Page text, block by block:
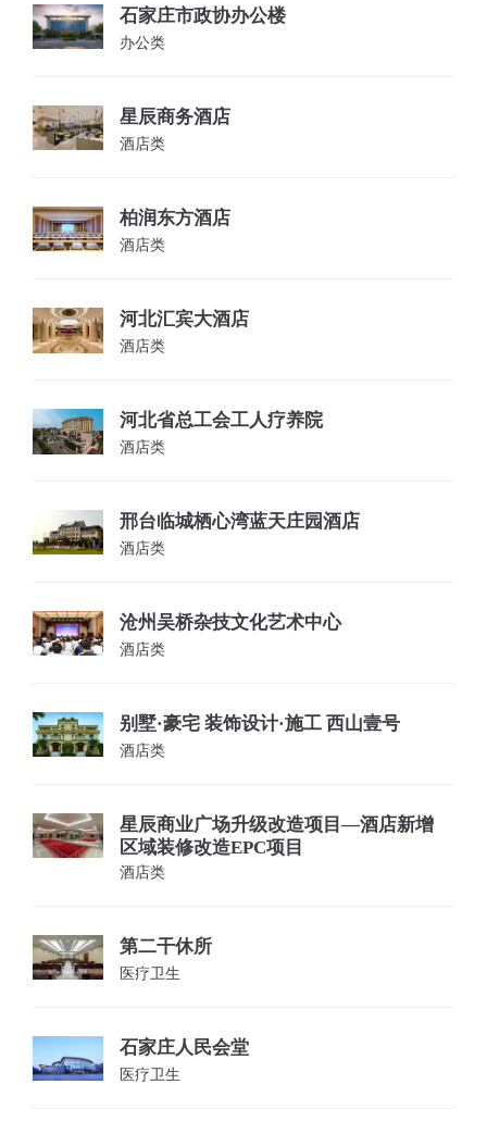
石家庄市政协办公楼
办公类
星辰商务酒店
酒店类
柏润东方酒店
酒店类
河北汇宾大酒店
酒店类
河北省总工会工人疗养院
酒店类
邢台临城栖心湾蓝天庄园酒店
酒店类
沧州吴桥杂技文化艺术中心
酒店类
别墅·豪宅 装饰设计·施工 西山壹号
酒店类
星辰商业广场升级改造项目—酒店新增
区域装修改造EPC项目
酒店类
第二干休所
医疗卫生
石家庄人民会堂
医疗卫生